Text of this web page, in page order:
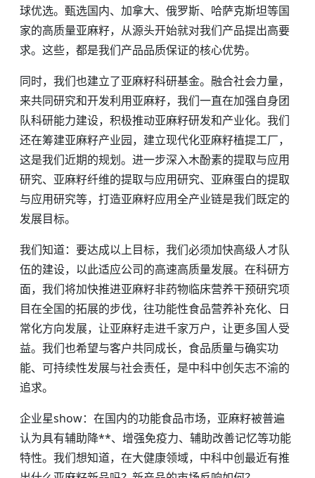
球优选。甄选国内、加拿大、俄罗斯、哈萨克斯坦等国
家的高质量亚麻籽，从源头开始就对我们产品提出高要
求。这些，都是我们产品品质保证的核心优势。
同时，我们也建立了亚麻籽科研基金。融合社会力量，
来共同研究和开发利用亚麻籽，我们一直在加强自身团
队科研能力建设，积极推动亚麻籽研发和产业化。我们
还在筹建亚麻籽产业园，建立现代化亚麻籽植提工厂，
这是我们近期的规划。进一步深入木酚素的提取与应用
研究、亚麻籽纤维的提取与应用研究、亚麻蛋白的提取
与应用研究等，打造亚麻籽应用全产业链是我们既定的
发展目标。
我们知道：要达成以上目标，我们必须加快高级人才队
伍的建设，以此适应公司的高速高质量发展。在科研方
面，我们将加快推进亚麻籽非药物临床营养干预研究项
目在全国的拓展的步伐，往功能性食品营养补充化、日
常化方向发展，让亚麻籽走进千家万户，让更多国人受
益。我们也希望与客户共同成长，食品质量与确实功
能、可持续性发展与社会责任，是中科中创矢志不渝的
追求。
企业星show：在国内的功能食品市场，亚麻籽被普遍
认为具有辅助降**、增强免疫力、辅助改善记忆等功能
特性。我们想知道，在大健康领域，中科中创最近有推